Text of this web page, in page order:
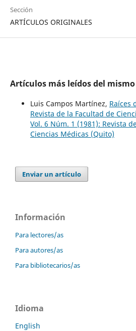
Sección
ARTÍCULOS ORIGINALES
Artículos más leídos del
Luis Campos Martínez, Raíces
Revista de la Facultad de
Vol. 6 Núm. 1 (1981): Revista
Ciencias Médicas (Quito)
Enviar un artículo
Información
Para lectores/as
Para autores/as
Para bibliotecarios/as
Idioma
English